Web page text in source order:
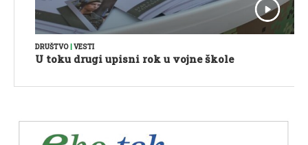
DRUŠTVO|VESTI
U toku drugi upisni rok u vojne škole